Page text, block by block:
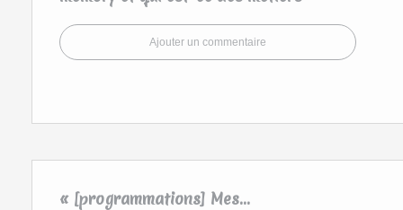
Ajouter un commentaire
« [programmations] Mes...